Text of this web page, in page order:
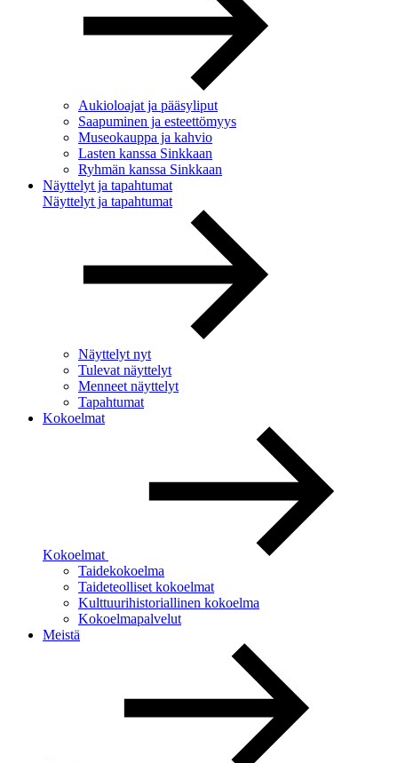
Aukioloajat ja pääsyliput
Saapuminen ja esteettömyys
Museokauppa ja kahvio
Lasten kanssa Sinkkaan
Ryhmän kanssa Sinkkaan
Näyttelyt ja tapahtumat
Näyttelyt ja tapahtumat
Näyttelyt nyt
Tulevat näyttelyt
Menneet näyttelyt
Tapahtumat
Kokoelmat
Kokoelmat
Taidekokoelma
Taideteolliset kokoelmat
Kulttuurihistoriallinen kokoelma
Kokoelmapalvelut
Meistä